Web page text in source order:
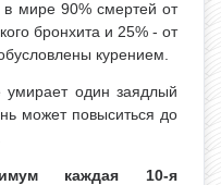
в мире 90% смертей от
бронхита и 25% - от
курением.
один заядлый
может повыситься до
каждая 10-я